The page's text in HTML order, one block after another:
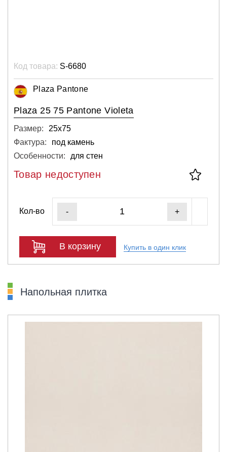
Код товара: S-6680
Plaza Pantone
Plaza 25 75 Pantone Violeta
Размер:
25х75
Фактура:
под камень
Особенности:
для стен
Товар недоступен
Кол-во - +
В корзину Купить в один клик
Напольная плитка